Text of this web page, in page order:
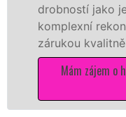
drobností jako je
komplexní
zárukou kvalitně
Mám zájem o